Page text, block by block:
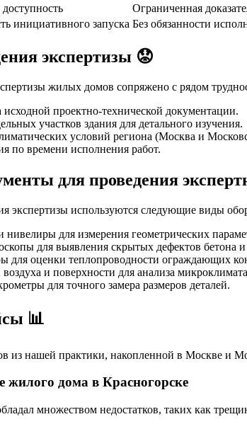
Ограниченная
инициативного запуска Без обязанности
экспертизы 😟
жилых домов сопряжено с рядом
исходной проектно-технической документации.
участков здания для детального изучения.
условий региона (Москва и
по времени исполнения работ.
для проведения
экспертизы используются следующие виды
для измерения геометрических
для выявления скрытых дефектов бетона и
для оценки теплопроводности ограждающих
и поверхности для анализа
для точного замера размеров деталей.
📊
из нашей практики, накопленной в Москве и
жилого дома в Красногорске
множеством недостатков, таких как